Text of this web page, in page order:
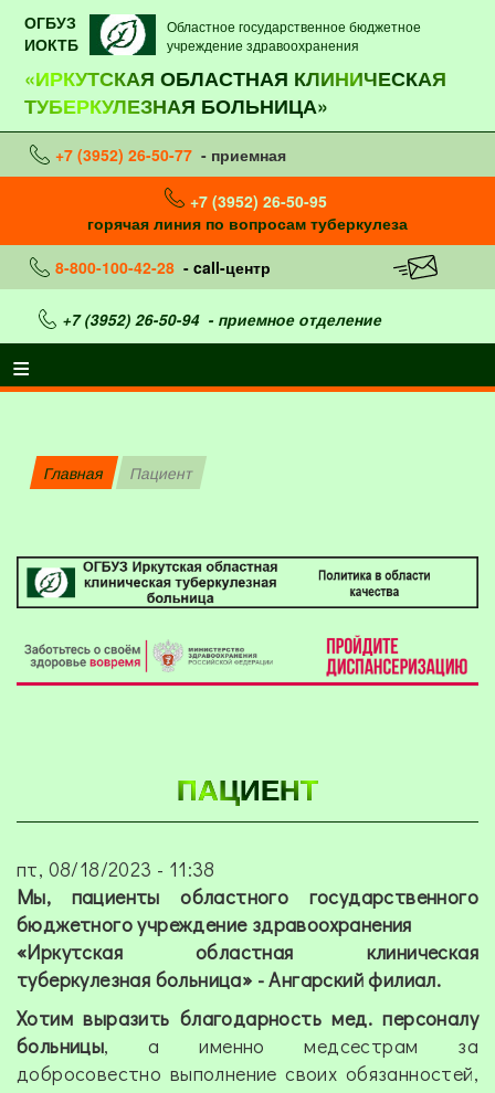
ОГБУЗ
ИОКТБ
Областное государственное бюджетное
учреждение здравоохранения
«ИРКУТСКАЯ ОБЛАСТНАЯ КЛИНИЧЕСКАЯ
ТУБЕРКУЛЕЗНАЯ БОЛЬНИЦА»
+7 (3952) 26-50-77 - приемная
+7 (3952) 26-50-95
горячая линия по вопросам туберкулеза
8-800-100-42-28 - call-центр
+7 (3952) 26-50-94- приемное отделение
Главная Пациент
ПАЦИЕНТ
пт, 08/18/2023 - 11:38
Мы, пациенты областного государственного
бюджетного учреждение здравоохранения
«Иркутская областная клиническая
туберкулезная больница» - Ангарский филиал.
Хотим выразить благодарность мед. персоналу
больницы, а именно медсестрам за
добросовестно выполнение своих обязанностей,